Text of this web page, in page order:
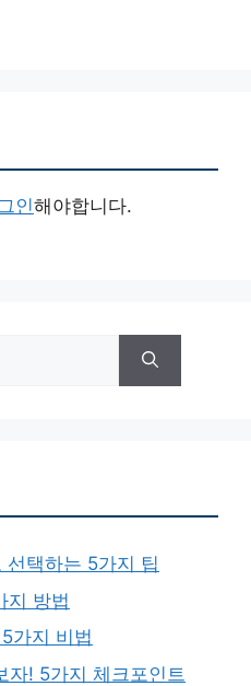
인해야합니다.
택하는 5가지 팁
지 방법
가지 비법
자! 5가지 체크포인트